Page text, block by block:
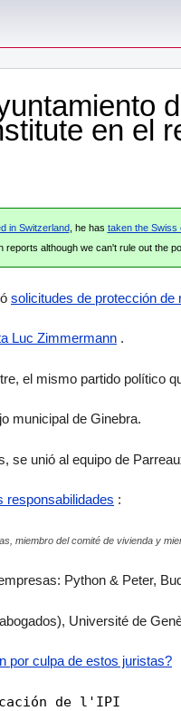
en el
in Switzerland, he has taken the Swiss
although we can't rule out the
solicitudes de protección de
Luc Zimmermann .
el mismo partido político
municipal de Ginebra.
se unió al equipo de
responsabilidades :
miembro del comité de vivienda y
Python & Peter,
Université de
por culpa de estos juristas?
de l'IPI